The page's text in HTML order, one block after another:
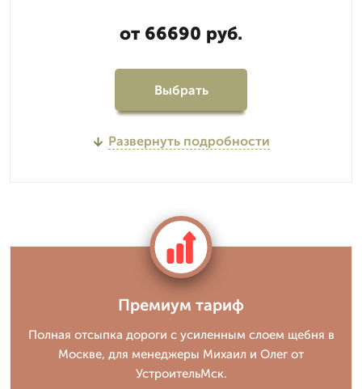
от 66690 руб.
Выбрать
Развернуть подробности
Премиум тариф
Полная отсыпка дороги с усиленным слоем щебня в
Москве, для менеджеры Михаил и Олег от
УстроительМск.